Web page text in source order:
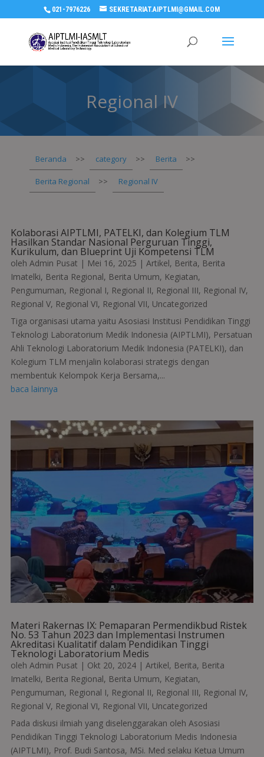
021-7976226 SEKRETARIAT.AIPTLMI@GMAIL.COM
Regional IV
Beranda >> category >> Berita >>
Berita Regional >> Regional IV
Kolaborasi AIPTLMI, PATELKI, dan Kolegium TLM
Hasilkan Standar Nasional Perguruan Tinggi,
Kurikulum, dan Blueprint Uji Kompetensi TLM
oleh Admin Pusat | Mei 16, 2025 | Artikel, Berita, Berita
Imatelki, Berita Regional, Berita Umum, Kegiatan,
Pengumuman, Regional I, Regional II, Regional III, Regional IV,
Regional V, Regional VI, Regional VII, Uncategorized
Tiga organisasi utama yaitu Asosiasi Institusi Pendidikan Tinggi
Teknologi Laboratorium Medik Indonesia (AIPTLMI), Persatuan
Ahli Teknologi Laboratorium Medik Indonesia (PATELKI), dan
Kolegium TLM menjalin kolaborasi strategis dengan
membentuk Kelompok Kerja Bersama,...
baca lainnya
Materi Rakernas IX: Pemaparan Permendikbud Ristek
No. 53 Tahun 2023 dan Implementasi Instrumen
Akreditasi Kualitatif dalam Pendidikan Tinggi
Teknologi Laboratorium Medis
oleh Admin Pusat | Okt 20, 2024| Artikel, Berita, Berita
Imatelki, Berita Regional, Berita Umum, Kegiatan,
Pengumuman, Regional I, Regional II, Regional III, Regional IV,
Regional V, Regional VI, Regional VII, Uncategorized
Pada diskusi ilmiah yang diselenggarakan oleh Asosiasi
Pendidikan Tinggi Teknologi Laboratorium Medis Indonesia
(AIPTLMI), Prof. Budi Santosa, MSi. Med selaku Ketua Umum